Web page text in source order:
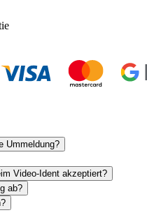
Ummeldung?
Video-Ident akzeptiert?
ab?